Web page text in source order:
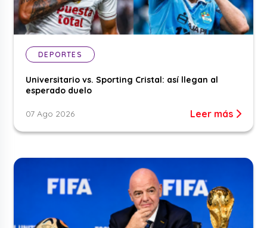
DEPORTES
Universitario vs. Sporting Cristal: así llegan al
esperado duelo
07 Ago 2026 Leer más